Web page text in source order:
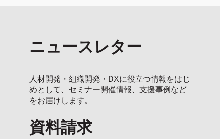
ニュースレター
人材開発・組織開発・DXに役立つ情報をはじ
めとして、セミナー開催情報、支援事例など
をお届けします。
資料請求